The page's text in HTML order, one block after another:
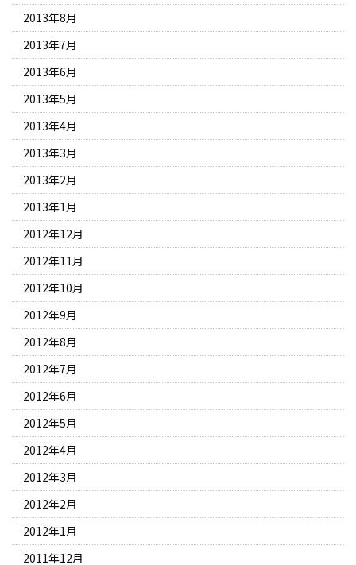
2013年8月
2013年7月
2013年6月
2013年5月
2013年4月
2013年3月
2013年2月
2013年1月
2012年12月
2012年11月
2012年10月
2012年9月
2012年8月
2012年7月
2012年6月
2012年5月
2012年4月
2012年3月
2012年2月
2012年1月
2011年12月